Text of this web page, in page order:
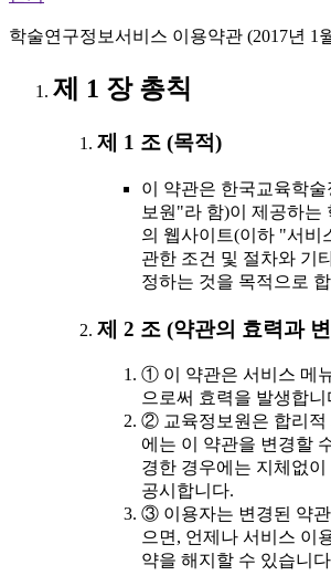
학술연구정보서비스 이용약관 (2017년 1
제 1 장 총칙
제 1 조 (목적)
이 약관은 한국교육학
보원"라 함)이 제공하는
의 웹사이트(이하 "서비
관한 조건 및 절차와 기
정하는 것을 목적으로
제 2 조 (약관의 효력과
① 이 약관은 서비스 메
으로써 효력을 발생합니
② 교육정보원은 합리적
에는 이 약관을 변경할
경한 경우에는 지체없
공시합니다.
③ 이용자는 변경된 약
으면, 언제나 서비스 이
약을 해지할 수 있습니